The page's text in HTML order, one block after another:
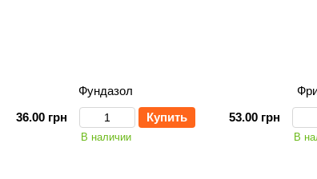
Фундазол
36.00 грн
Купить
В наличии
53.00 грн
В